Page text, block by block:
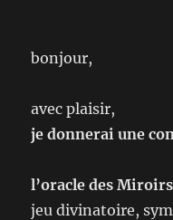
bonjour,
avec plaisir,
je donnerai une
l’oracle des Miroirs
jeu divinatoire,